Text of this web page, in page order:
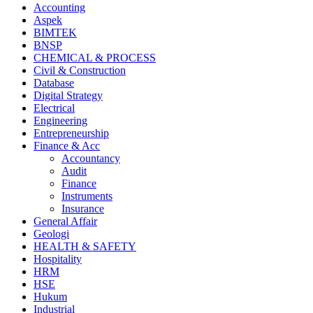
Accounting
Aspek
BIMTEK
BNSP
CHEMICAL & PROCESS
Civil & Construction
Database
Digital Strategy
Electrical
Engineering
Entrepreneurship
Finance & Acc
Accountancy
Audit
Finance
Instruments
Insurance
General Affair
Geologi
HEALTH & SAFETY
Hospitality
HRM
HSE
Hukum
Industrial